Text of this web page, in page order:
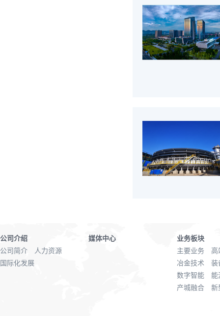
公司介绍
公司简介
人力资源
国际化发展
媒体中心
业务板块
主要业务
高
冶金技术
装
数字智能
能
产城融合
新